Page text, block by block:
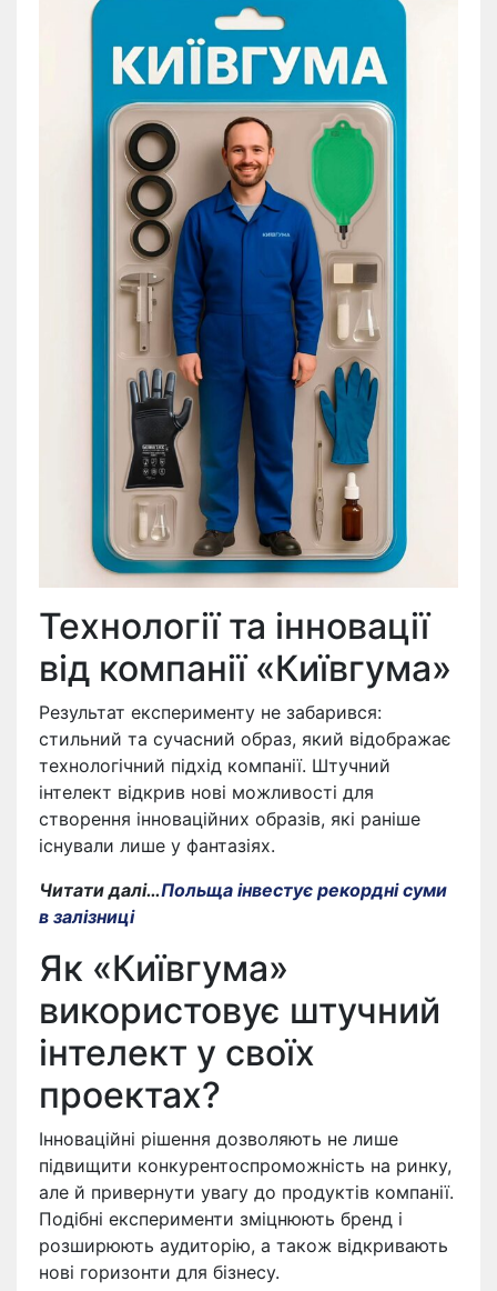
Технології та інновації
від компанії «Київгума»
Результат експерименту не забарився:
стильний та сучасний образ, який відображає
технологічний підхід компанії. Штучний
інтелект відкрив нові можливості для
створення інноваційних образів, які раніше
існували лише у фантазіях.
Читати далі…Польща інвестує рекордні суми
в залізниці
Як «Київгума»
використовує штучний
інтелект у своїх
проектах?
Інноваційні рішення дозволяють не лише
підвищити конкурентоспроможність на ринку,
але й привернути увагу до продуктів компанії.
Подібні експерименти зміцнюють бренд і
розширюють аудиторію, а також відкривають
нові горизонти для бізнесу.